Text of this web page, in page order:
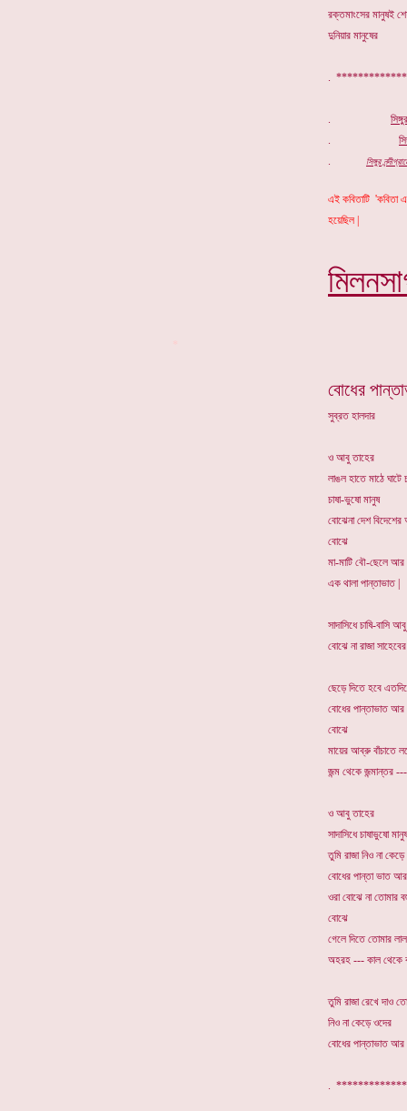
রক্তমাংসের মানুষই
দুনিয়ার মানুষের
.
.
.
.
সিঙ্গুর
এই কবিতাটি 'কবিতা
হয়েছিল |
বোধের
সুব্রত হালদার
ও আবু তাহের
লাঙল হাতে মাঠে ঘাটে
চাষা-ভুষো মানুষ
বোঝেনা দেশ বিদেশের
বোঝে
মা-মাটি বৌ-ছেলে আর
এক থালা পান্তাভাত |
সাদাসিধে চাষি-বাসি
বোঝে না রাজা
ছেড়ে দিতে হবে
বোধের পান্তাভাত আর
বোঝে
মায়ের আব্রু বাঁচাতে
জন্ম থেকে জন্মান্তর
ও আবু তাহের
সাদাসিধে চাষাভুষো
তুমি রাজা নিও না
বোধের পান্তা ভাত
ওরা বোঝে না তোমার
বোঝে
গেলে দিতে তোমার
অহরহ --- কাল থেকে
তুমি রাজা রেখে দাও
নিও না কেড়ে ওদের
বোধের পান্তাভাত আর
.